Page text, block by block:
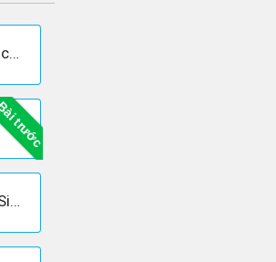
Nêu rõ hệ tuần hoàn của thằn lằn có gì giống và khác của ếch.
trước
Câu 2 trang 129 Sách giáo khoa Sinh học 7